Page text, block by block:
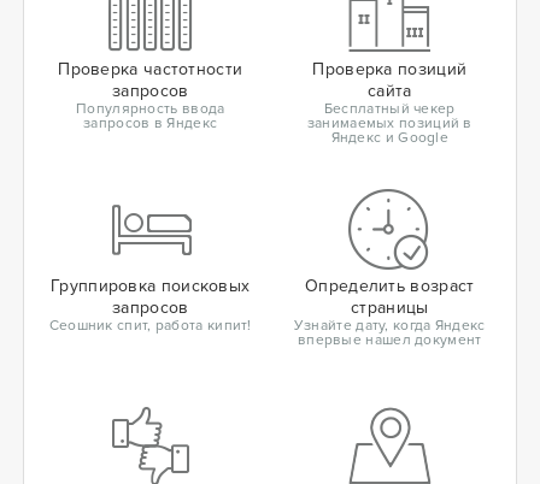
Проверка частотности
запросов
Популярность ввода
запросов в Яндекс
Проверка позиций
сайта
Бесплатный чекер
занимаемых позиций в
Яндекс и Google
Группировка поисковых
запросов
Сеошник спит, работа кипит!
Определить возраст
страницы
Узнайте дату, когда Яндекс
впервые нашел документ